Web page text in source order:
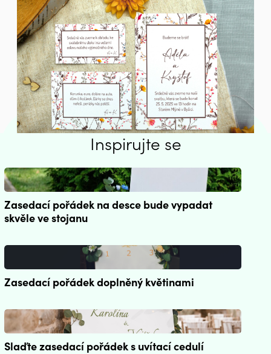
Inspirujte se
Zasedací pořádek na desce bude vypadat
skvěle ve stojanu
Zasedací pořádek doplněný květinami
Slaďte zasedací pořádek s uvítací cedulí